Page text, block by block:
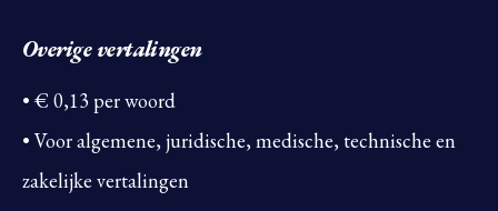
Overige vertalingen
• € 0,13 per woord
• Voor algemene, juridische, medische, technische en
zakelijke vertalingen